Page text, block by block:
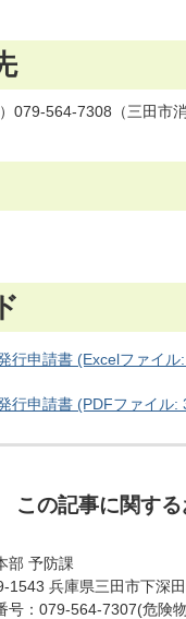
079-564-7308（三田市消
行申請書 (Excelファイル
行申請書 (PDFファイル:
この記事に関す
部 予防課
1543 兵庫県三田市下深
号：079-564-7307(危険